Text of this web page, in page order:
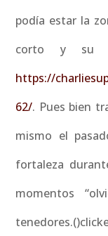
podía estar la
corto y su
https://
62/. Pues bien
mismo el
fortaleza
momentos